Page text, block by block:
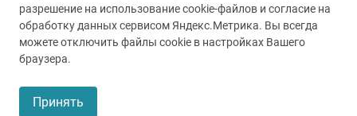
разрешение на использование cookie-файлов и согласие на
обработку данных сервисом Яндекс.Метрика. Вы всегда
можете отключить файлы cookie в настройках Вашего
браузера.
Принять